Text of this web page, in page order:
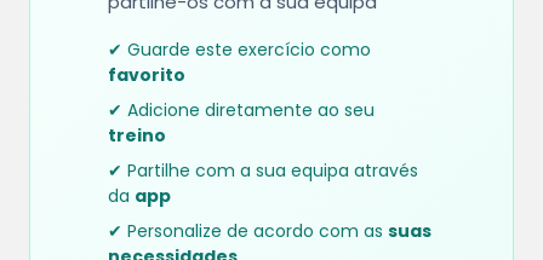
✔ Guarde este exercício como
favorito
✔ Adicione diretamente ao seu
treino
✔ Partilhe com a sua equipa através
da app
✔ Personalize de acordo com as suas